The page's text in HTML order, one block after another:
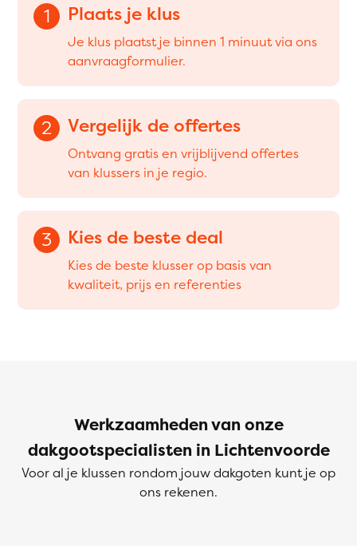
1 Plaats je klus
Je klus plaatst je binnen 1 minuut via ons
aanvraagformulier.
2 Vergelijk de offertes
Ontvang gratis en vrijblijvend offertes
van klussers in je regio.
3 Kies de beste deal
Kies de beste klusser op basis van
kwaliteit, prijs en referenties
Werkzaamheden van onze
dakgootspecialisten in Lichtenvoorde
Voor al je klussen rondom jouw dakgoten kunt je op
ons rekenen.